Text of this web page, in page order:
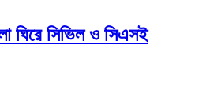
ঘিরে সিভিল ও সিএসই